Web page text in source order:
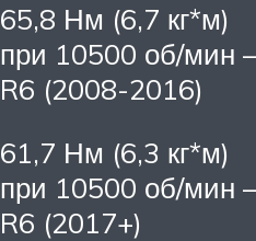
65,8 Нм (6,7 кг*м)
при 10500 об/мин –
R6 (2008-2016)
61,7 Нм (6,3 кг*м)
при 10500 об/мин –
R6 (2017+)